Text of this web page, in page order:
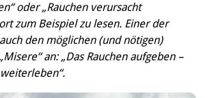
oder „Rauchen verursacht
zum Beispiel zu lesen. Einer der
den möglichen (und nötigen)
an: „Das Rauchen aufgeben –